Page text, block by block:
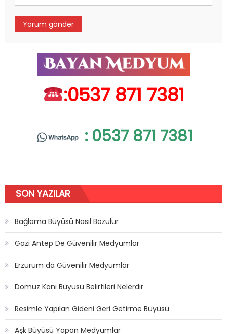
:0537 871 7381
: 0537 871 7381
SON YAZILAR
Bağlama Büyüsü Nasıl Bozulur
Gazi Antep De Güvenilir Medyumlar
Erzurum da Güvenilir Medyumlar
Domuz Kanı Büyüsü Belirtileri Nelerdir
Resimle Yapılan Gideni Geri Getirme Büyüsü
Aşk Büyüsü Yapan Medyumlar